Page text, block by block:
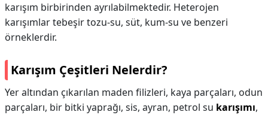
karışım birbirinden ayrılabilmektedir. Heterojen
karışımlar tebeşir tozu-su, süt, kum-su ve benzeri
örneklerdir.
Karışım Çeşitleri Nelerdir?
Yer altından çıkarılan maden filizleri, kaya parçaları, odun
parçaları, bir bitki yaprağı, sis, ayran, petrol su karışımı,